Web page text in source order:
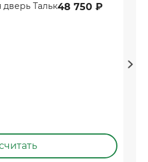
дверь Тальк48 750 ₽